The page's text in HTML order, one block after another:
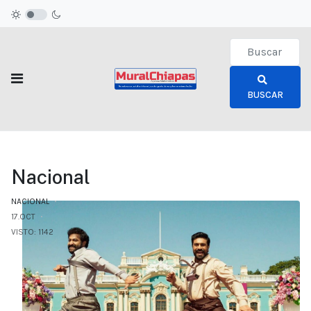
Type 2 or
BUSCAR
Nacional
NACIONAL
17.OCT
VISTO: 1142